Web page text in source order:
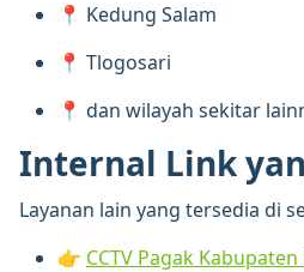
📍 Kedung Salam
📍 Tlogosari
📍 dan wilayah sekitar
Internal Link
Layanan lain yang tersedia di
👉 CCTV Pagak